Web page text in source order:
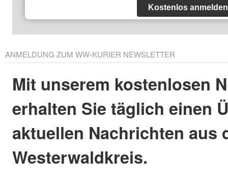
Kostenlos anmelden
ANMELDUNG ZUM WW-KURIER NEWSLETTER
Mit unserem kostenlosen
erhalten Sie täglich einen
aktuellen Nachrichten aus
Westerwaldkreis.